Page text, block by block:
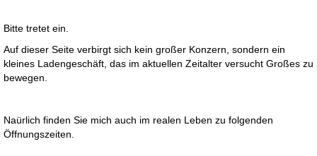
Bitte tretet ein.
Auf dieser Seite verbirgt sich kein großer Konzern, sondern ein
kleines Ladengeschäft, das im aktuellen Zeitalter versucht Großes zu
bewegen.
Naürlich finden Sie mich auch im realen Leben zu folgenden
Öffnungszeiten.